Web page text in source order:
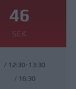
45
SEK
/ 12:30-13:30
/ 16:30